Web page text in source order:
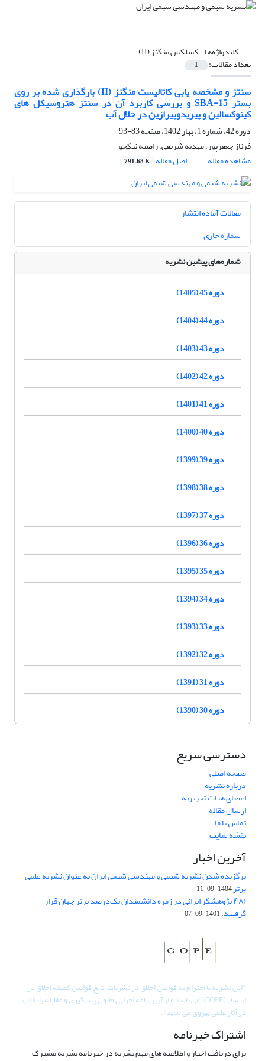
کلیدواژه‌ها =کمپلکس منگنز (II)
تعداد مقالات: 1
سنتز و مشخصه یابی کاتالیست منگنز (II) بارگذاری شده بر روی
بستر SBA-15 و بررسی کاربرد آن در سنتز هتروسیکل های
کینوکسالین و پیریدوپیرازین در حلال آب
دوره 42، شماره 1، بهار 1402، صفحه
83-93
فرناز جعفرپور، مهدیه شریفی، راضیه نیکجو
مشاهده مقاله
اصل مقاله 791.68 K
مقالات آماده انتشار
شماره جاری
شماره‌های پیشین نشریه
دوره 45 (1405)
دوره 44 (1404)
دوره 43 (1403)
دوره 42 (1402)
دوره 41 (1401)
دوره 40 (1400)
دوره 39 (1399)
دوره 38 (1398)
دوره 37 (1397)
دوره 36 (1396)
دوره 35 (1395)
دوره 34 (1394)
دوره 33 (1393)
دوره 32 (1392)
دوره 31 (1391)
دوره 30 (1390)
دسترسی سریع
صفحه اصلی
درباره نشریه
اعضای هیات تحریریه
ارسال مقاله
تماس با ما
نقشه سایت
آخرین اخبار
برگزیده شدن نشریه شیمی و مهندسی شیمی ایران به عنوان نشریه علمی
برتر1404-09-11
۴۸۱ پژوهشگر ایرانی در زمره دانشمندان یک‌درصد برتر جهان قرار
گرفتند.1401-09-07
"این نشریه با احترام به قوانین اخلاق در نشریات، تابع قوانین کمیتۀ اخلاق در
انتشار (COPE) می باشد و از آیین نامه اجرایی قانون پیشگیری و مقابله با تقلب
در آثار علمی پیروی می نماید".
اشتراک خبرنامه
برای دریافت اخبار و اطلاعیه های مهم نشریه در خبرنامه نشریه مشترک